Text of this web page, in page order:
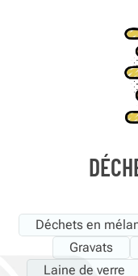
Déchets en
Gravats
Laine de verre